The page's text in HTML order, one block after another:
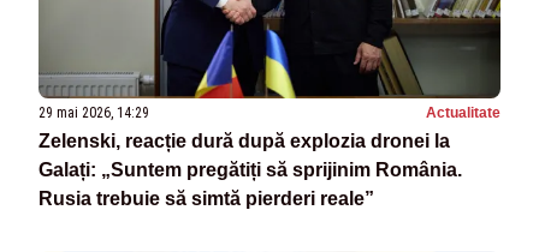
29 mai 2026, 14:29 Actualitate
Zelenski, reacție dură după explozia dronei la
Galați: „Suntem pregătiți să sprijinim România.
Rusia trebuie să simtă pierderi reale”